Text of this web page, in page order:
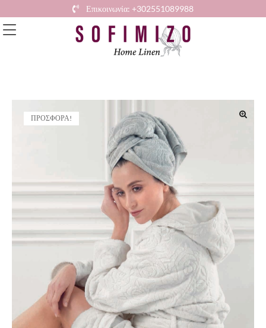
Επικοινωνία: +302551089988
ΠΡΟΣΦΟΡΆ!